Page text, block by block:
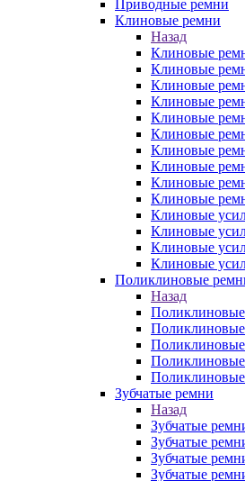
Приводные ремни
Клиновые ремни
Назад
Клиновые
Клиновые
Клиновые
Клиновые
Клиновые
Клиновые
Клиновые
Клиновые
Клиновые
Клиновые
Клиновые
Клиновые
Клиновые
Клиновые
Поликлиновые
Назад
Зубчатые ремни
Назад
Зубчатые
Зубчатые
Зубчатые
Зубчатые